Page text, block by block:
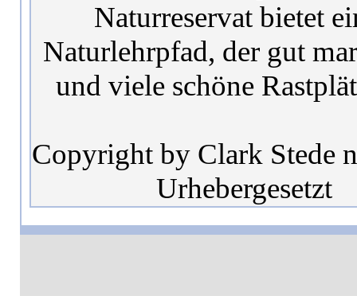
Naturreservat bietet
Naturlehrpfad, der gut
und viele schöne
Copyright by Clark Stede
Urhebergesetzt